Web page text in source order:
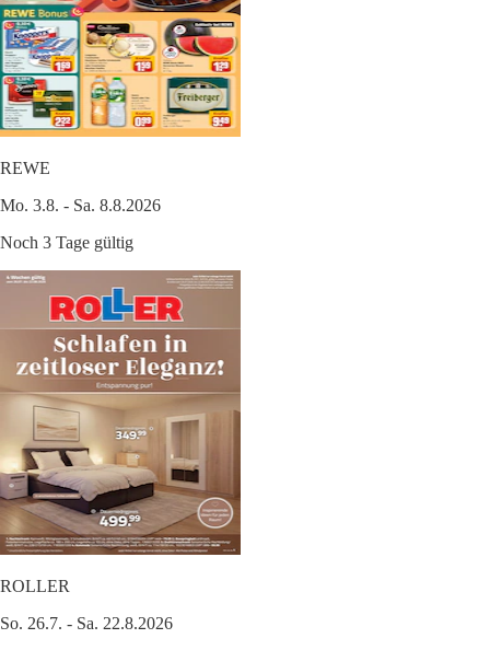
REWE
Mo. 3.8. - Sa. 8.8.2026
Noch 3 Tage gültig
ROLLER
So. 26.7. - Sa. 22.8.2026